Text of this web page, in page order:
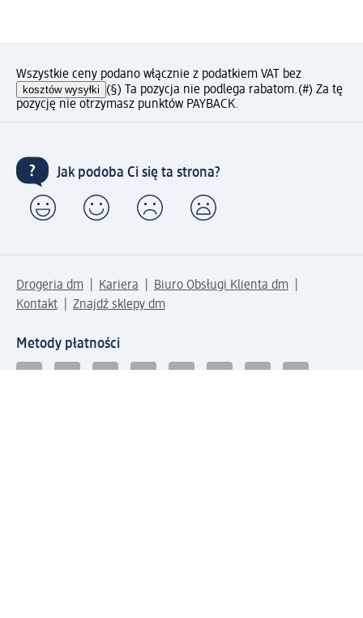
Wszystkie ceny podano włącznie z podatkiem VAT bez
kosztów wysyłki (§) Ta pozycja nie podlega rabatom.(#) Za tę
pozycję nie otrzymasz punktów PAYBACK.
Jak podoba Ci się ta strona?
Drogeria dm Kariera
Biuro Obsługi Klienta dm
Kontakt
Znajdź sklepy dm
Metody płatności